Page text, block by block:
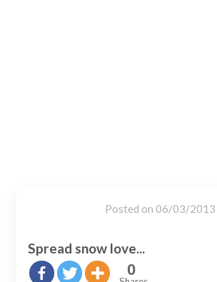
Posted on 06/03/2013
Spread snow love...
0